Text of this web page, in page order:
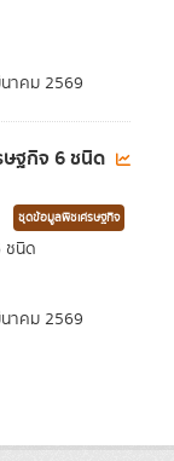
าคม 2569
ษฐกิจ 6 ชนิด
ชุดข้อมูลพืชเศรษฐกิจ
ชนิด
าคม 2569